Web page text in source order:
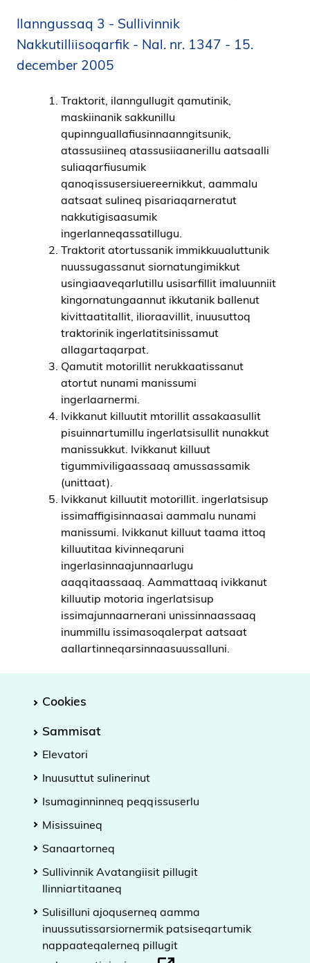
Ilanngussaq 3 - Sullivinnik
Nakkutilliisoqarfik - Nal. nr. 1347 - 15.
december 2005
Traktorit, ilanngullugit qamutinik,
maskiinanik sakkunillu
qupinnguallafiusinnaanngitsunik,
atassusiineq atassusiiaanerillu aatsaalli
suliaqarfiusumik
qanoqissusersiuereernikkut, aammalu
aatsaat sulineq pisariaqarneratut
nakkutigisaasumik
ingerlanneqassatillugu.
Traktorit atortussanik immikkuualuttunik
nuussugassanut siornatungimikkut
usingiaaveqarlutillu usisarfillit imaluunniit
kingornatungaannut ikkutanik ballenut
kivittaatitallit, ilioraavillit, inuusuttoq
traktorinik ingerlatitsinissamut
allagartaqarpat.
Qamutit motorillit nerukkaatissanut
atortut nunami manissumi
ingerlaarnermi.
Ivikkanut killuutit mtorillit assakaasullit
pisuinnartumillu ingerlatsisullit nunakkut
manissukkut. Ivikkanut killuut
tigummiviligaassaaq amussassamik
(unittaat).
Ivikkanut killuutit motorillit. ingerlatsisup
issimaffigisinnaasai aammalu nunami
manissumi. Ivikkanut killuut taama ittoq
killuutitaa kivinneqaruni
ingerlasinnaajunnaarlugu
aaqqitaassaaq. Aammattaaq ivikkanut
killuutip motoria ingerlatsisup
issimajunnaarnerani unissinnaassaaq
inummillu issimasoqalerpat aatsaat
aallartinneqarsinnaasuussalluni.
Cookies
Sammisat
Elevatori
Inuusuttut sulinerinut
Isumaginninneq peqqissuserlu
Misissuineq
Sanaartorneq
Sullivinnik Avatangiisit pillugit
Ilinniartitaaneq
Sulisilluni ajoquserneq aamma
inuussutissarsiornermik patsiseqartumik
nappaateqalerneq pillugit